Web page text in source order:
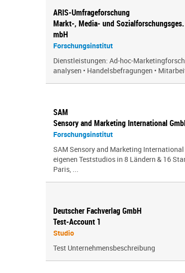
ARIS-Umfrageforschung
Markt-, Media- und Sozialforschungsges.
mbH
Forschungsinstitut
Dienstleistungen: Ad-hoc-
analysen • Handelsbefragungen •
SAM
Sensory and Marketing International
Forschungsinstitut
SAM Sensory and Marketing
eigenen Teststudios in 8 Ländern & 16
Paris, ...
Deutscher Fachverlag GmbH
Test-Account 1
Studio
Test Unternehmensbeschreibung